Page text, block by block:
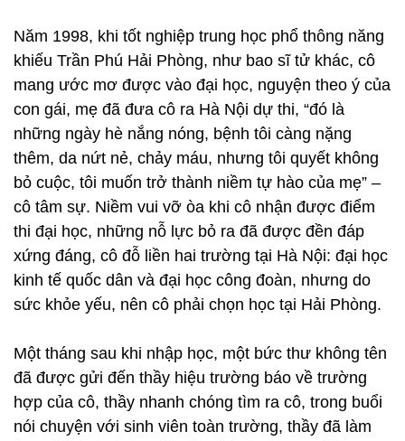
Năm 1998, khi tốt nghiệp trung học phổ thông năng
khiếu Trần Phú Hải Phòng, như bao sĩ tử khác, cô
mang ước mơ được vào đại học, nguyện theo ý của
con gái, mẹ đã đưa cô ra Hà Nội dự thi, “đó là
những ngày hè nắng nóng, bệnh tôi càng nặng
thêm, da nứt nẻ, chảy máu, nhưng tôi quyết không
bỏ cuộc, tôi muốn trở thành niềm tự hào của mẹ” –
cô tâm sự. Niềm vui vỡ òa khi cô nhận được điểm
thi đại học, những nỗ lực bỏ ra đã được đền đáp
xứng đáng, cô đỗ liền hai trường tại Hà Nội: đại học
kinh tế quốc dân và đại học công đoàn, nhưng do
sức khỏe yếu, nên cô phải chọn học tại Hải Phòng.
Một tháng sau khi nhập học, một bức thư không tên
đã được gửi đến thầy hiệu trường báo về trường
hợp của cô, thầy nhanh chóng tìm ra cô, trong buổi
nói chuyện với sinh viên toàn trường, thầy đã làm